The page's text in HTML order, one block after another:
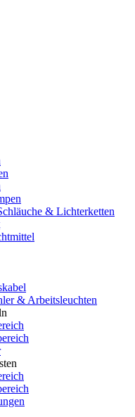
& Lichterketten
& Arbeitsleuchten